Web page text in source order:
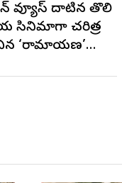
వ్యూస్ దాటిన తొలి
సినిమాగా చరిత్ర
‘రామాయణ’